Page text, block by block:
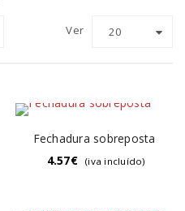
Ver 20
Fechadura sobreposta
4.57€ (iva incluído)